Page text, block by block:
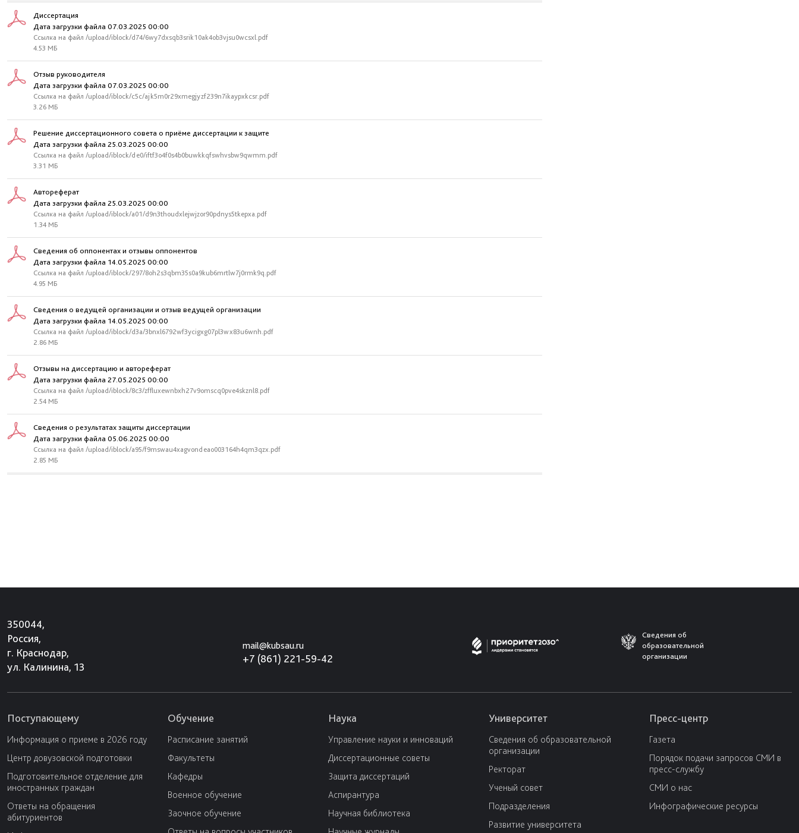
Диссертация
Дата загрузки файла 07.03.2025 00:00
Ссылка на файл /upload/iblock/d74/6wy7dxsqb3srik10ak4ob3vjsu0wcsxl.pdf
4.53 МБ
Отзыв руководителя
Дата загрузки файла 07.03.2025 00:00
Ссылка на файл /upload/iblock/c5c/ajk5m0r29xmegjyzf239n7ikaypxkcsr.pdf
3.26 МБ
Решение диссертационного совета о приёме диссертации к защите
Дата загрузки файла 25.03.2025 00:00
Ссылка на файл /upload/iblock/de0/iftf3o4f0s4b0buwkkqfswhvsbw9qwmm.pdf
3.31 МБ
Автореферат
Дата загрузки файла 25.03.2025 00:00
Ссылка на файл /upload/iblock/a01/d9n3thoudxlejwjzor90pdnys5tkepxa.pdf
1.34 МБ
Сведения об оппонентах и отзывы оппонентов
Дата загрузки файла 14.05.2025 00:00
Ссылка на файл /upload/iblock/297/8oh2s3qbm35s0a9kub6mrtlw7j0rmk9q.pdf
4.95 МБ
Сведения о ведущей организации и отзыв ведущей организации
Дата загрузки файла 14.05.2025 00:00
Ссылка на файл /upload/iblock/d3a/3bnxl6792wf3ycigxg07pl3wx83u6wnh.pdf
2.86 МБ
Отзывы на диссертацию и автореферат
Дата загрузки файла 27.05.2025 00:00
Ссылка на файл /upload/iblock/8c3/zffluxewnbxh27v9omscq0pve4skznl8.pdf
2.54 МБ
Сведения о результатах защиты диссертации
Дата загрузки файла 05.06.2025 00:00
Ссылка на файл /upload/iblock/a95/f9mswau4xagvondeao003164h4qm3qzx.pdf
2.85 МБ
350044,
Россия,
г. Краснодар,
ул. Калинина, 13
mail@kubsau.ru
+7 (861) 221-59-42
Сведения об
образовательной
организации
Поступающему
Информация о приеме в 2026 году
Центр довузовской подготовки
Подготовительное отделение для
иностранных граждан
Ответы на обращения
абитуриентов
Обучение
Расписание занятий
Факультеты
Кафедры
Военное обучение
Заочное обучение
Наука
Управление науки и инноваций
Диссертационные советы
Защита диссертаций
Аспирантура
Научная библиотека
Университет
Сведения об образовательной
организации
Ректорат
Ученый совет
Подразделения
Развитие университета
Пресс-центр
Газета
Порядок подачи запросов СМИ в
пресс-службу
СМИ о нас
Инфографические ресурсы